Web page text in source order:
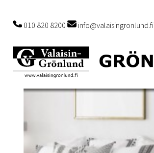
010 820 8200 info@valaisingronlund.fi